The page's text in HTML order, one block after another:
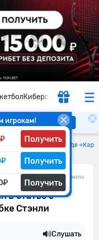
Киберспорт
игрокам!
Получить
Получить
Получить
Скачать
в статье о победе
1 мин.
в статье о
Стэнли
Слушать